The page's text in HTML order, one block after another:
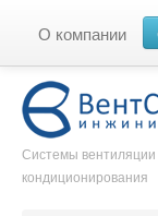
О компании
Системы вентиляции
кондиционирования